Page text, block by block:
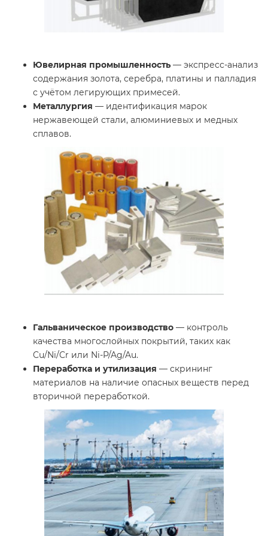
Ювелирная промышленность — экспресс-анализ
содержания золота, серебра, платины и палладия
с учётом легирующих примесей.
Металлургия — идентификация марок
нержавеющей стали, алюминиевых и медных
сплавов.
Гальваническое производство — контроль
качества многослойных покрытий, таких как
Cu/Ni/Cr или Ni-P/Ag/Au.
Переработка и утилизация — скрининг
материалов на наличие опасных веществ перед
вторичной переработкой.